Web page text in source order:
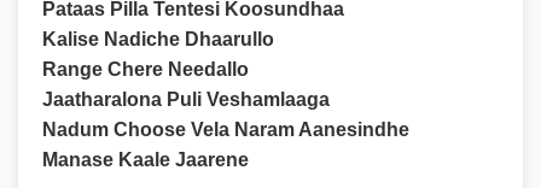
Pataas Pilla Tentesi Koosundhaa
Kalise Nadiche Dhaarullo
Range Chere Needallo
Jaatharalona Puli Veshamlaaga
Nadum Choose Vela Naram Aanesindhe
Manase Kaale Jaarene